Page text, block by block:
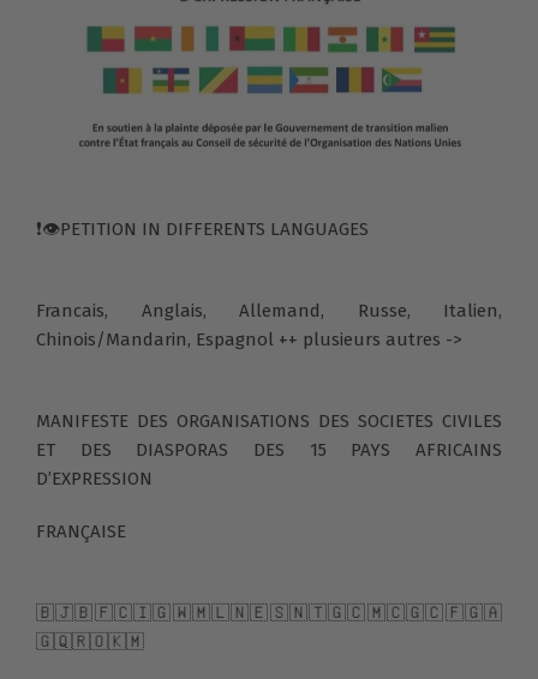
❗👁PETITION IN DIFFERENTS LANGUAGES
Francais, Anglais, Allemand, Russe, Italien,
Chinois/Mandarin, Espagnol ++ plusieurs autres ->
MANIFESTE DES ORGANISATIONS DES SOCIETES CIVILES
ET DES DIASPORAS DES 15 PAYS AFRICAINS
D’EXPRESSION
FRANÇAISE
🇧🇯🇧🇫🇨🇮🇬🇼🇲🇱🇳🇪🇸🇳🇹🇬🇨🇲🇨🇬🇨🇫🇬🇦
🇬🇶🇷🇴🇰🇲